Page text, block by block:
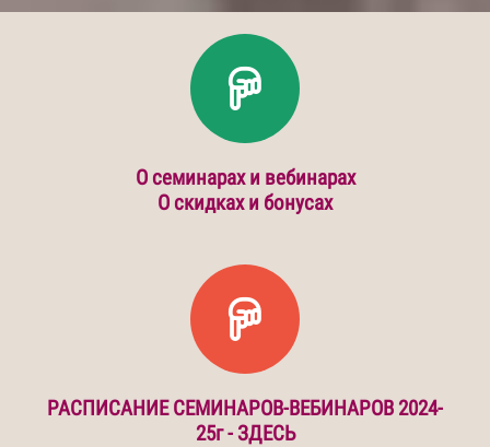
О семинарах и вебинарах
О скидках и бонусах
РАСПИСАНИЕ СЕМИНАРОВ-ВЕБИНАРОВ 2024-
25г -ЗДЕСЬ